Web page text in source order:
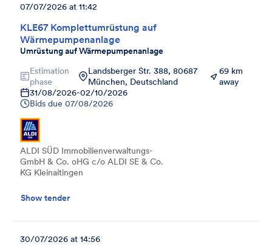
KLE67 Komplettumrüstung auf
Wärmepumpenanlage
Umrüstung auf Wärmepumpenanlage
07/07/2026 at 11:42
Estimation
phase
Landsberger Str. 388, 80687
München, Deutschland
69 km
away
31/08/2026-02/10/2026
Bids due 07/08/2026
ALDI SÜD Immobilienverwaltungs-
GmbH & Co. oHG c/o ALDI SE & Co.
KG Kleinaitingen
Show tender
30/07/2026 at 14:56